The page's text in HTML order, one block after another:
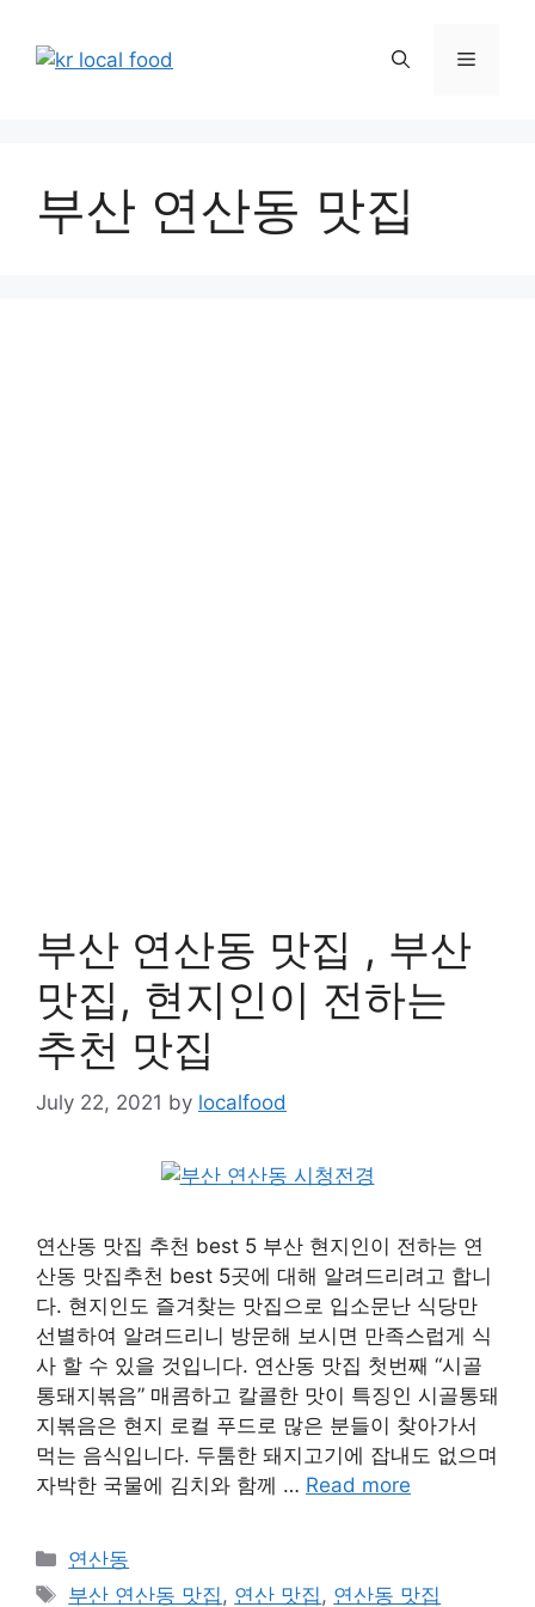
content
Menu
부산 연산동 맛집
부산 연산동 맛집 , 부산
맛집, 현지인이 전하는
추천 맛집
July 22, 2021 by localfood
연산동 맛집 추천 best 5 부산 현지인이 전하는 연
산동 맛집추천 best 5곳에 대해 알려드리려고 합니
다. 현지인도 즐겨찾는 맛집으로 입소문난 식당만
선별하여 알려드리니 방문해 보시면 만족스럽게 식
사 할 수 있을 것입니다. 연산동 맛집 첫번째 “시골
통돼지볶음” 매콤하고 칼콜한 맛이 특징인 시골통돼
지볶음은 현지 로컬 푸드로 많은 분들이 찾아가서
먹는 음식입니다. 두툼한 돼지고기에 잡내도 없으며
자박한 국물에 김치와 함께 … Read more
Categories
연산동
Tags
부산 연산동 맛집 , 연산 맛집 , 연산동 맛집